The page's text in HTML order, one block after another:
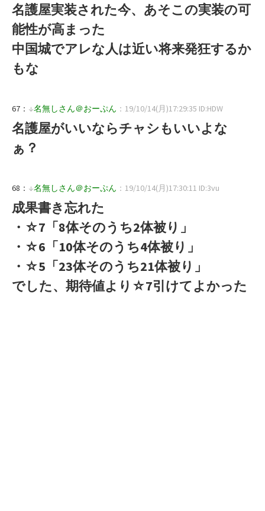
名護屋実装された今、あそこの実装の可
能性が高まった
中国城でアレな人は近い将来発狂するか
もな
67： ↓名無しさん＠おーぷん ：19/10/14(月)17:29:35 ID:HDW
名護屋がいいならチャシもいいよな
ぁ？
68： ↓名無しさん＠おーぷん ：19/10/14(月)17:30:11 ID:3vu
成果書き忘れた
・☆7「8体そのうち2体被り」
・☆6「10体そのうち4体被り」
・☆5「23体そのうち21体被り」
でした、期待値より☆7引けてよかった